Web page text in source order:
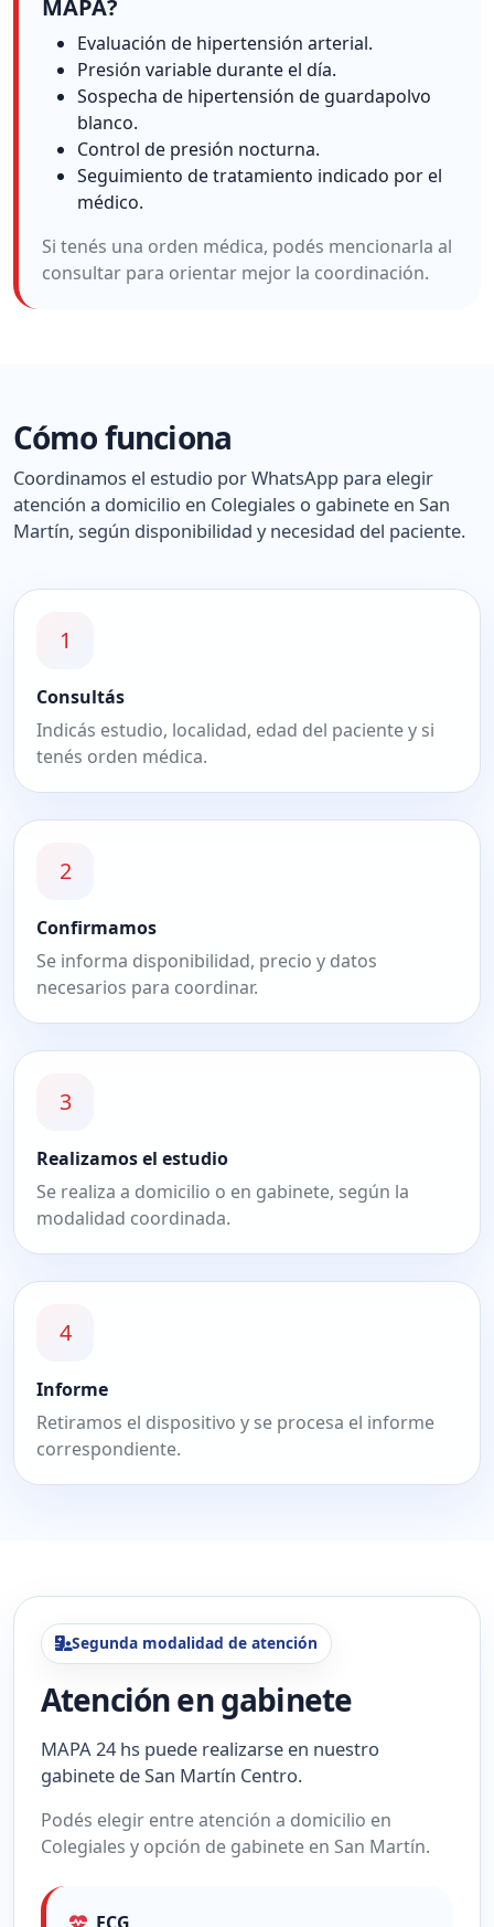
MAPA?
Evaluación de hipertensión arterial.
Presión variable durante el día.
Sospecha de hipertensión de guardapolvo
blanco.
Control de presión nocturna.
Seguimiento de tratamiento indicado por el
médico.
Si tenés una orden médica, podés mencionarla al
consultar para orientar mejor la coordinación.
Cómo funciona
Coordinamos el estudio por WhatsApp para elegir
atención a domicilio en Colegiales o gabinete en San
Martín, según disponibilidad y necesidad del paciente.
1
Consultás
Indicás estudio, localidad, edad del paciente y si
tenés orden médica.
2
Confirmamos
Se informa disponibilidad, precio y datos
necesarios para coordinar.
3
Realizamos el estudio
Se realiza a domicilio o en gabinete, según la
modalidad coordinada.
4
Informe
Retiramos el dispositivo y se procesa el informe
correspondiente.
Segunda modalidad de atención
Atención en gabinete
MAPA 24 hs puede realizarse en nuestro
gabinete de San Martín Centro.
Podés elegir entre atención a domicilio en
Colegiales y opción de gabinete en San Martín.